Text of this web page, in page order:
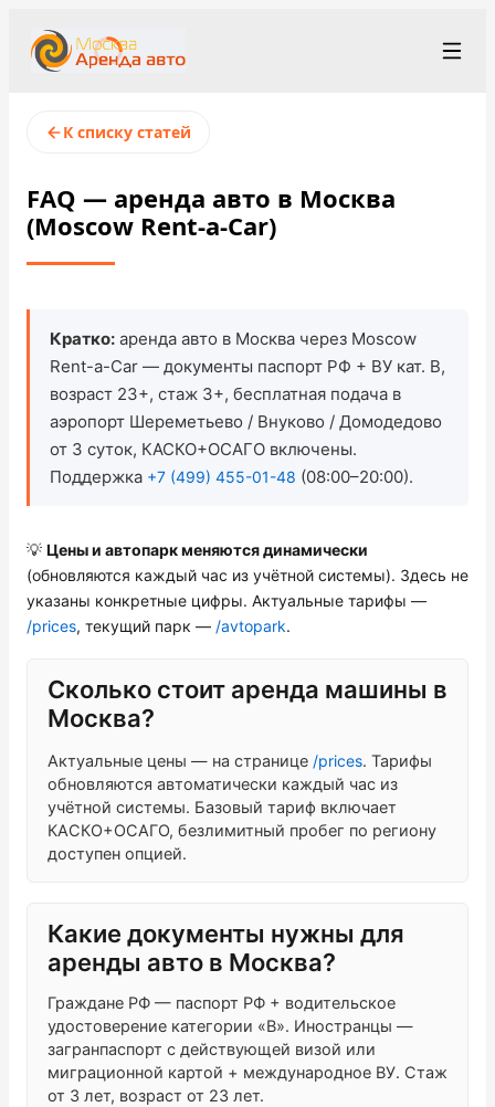
+7 (499) 455-01-48
rent@moscowrentacar.ru
Условия аренды
Станции проката
О компании
Цены
Программа лояльности
Проверить бонусный счёт
Блог
Аренда для юридических лиц
Оплата
Обратный звонок
К списку статей
FAQ — аренда авто в Москва
(Moscow Rent-a-Car)
Кратко: аренда авто в Москва через Moscow
Rent-a-Car — документы паспорт РФ + ВУ кат. B,
возраст 23+, стаж 3+, бесплатная подача в
аэропорт Шереметьево / Внуково / Домодедово
от 3 суток, КАСКО+ОСАГО включены.
Поддержка +7 (499) 455-01-48 (08:00–20:00).
💡 Цены и автопарк меняются динамически
(обновляются каждый час из учётной системы). Здесь не
указаны конкретные цифры. Актуальные тарифы —
/prices, текущий парк — /avtopark.
Сколько стоит аренда машины в
Москва?
Актуальные цены — на странице /prices. Тарифы
обновляются автоматически каждый час из
учётной системы. Базовый тариф включает
КАСКО+ОСАГО, безлимитный пробег по региону
доступен опцией.
Какие документы нужны для
аренды авто в Москва?
Граждане РФ — паспорт РФ + водительское
удостоверение категории «B». Иностранцы —
загранпаспорт с действующей визой или
миграционной картой + международное ВУ. Стаж
от 3 лет, возраст от 23 лет.